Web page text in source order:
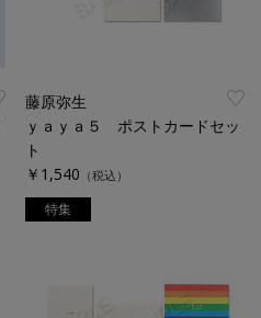
藤原弥生
ｙａｙａ５ ポストカードセッ
ト
￥1,540 （税込）
特集